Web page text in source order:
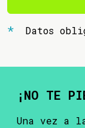
Datos
¡NO TE
Una vez a